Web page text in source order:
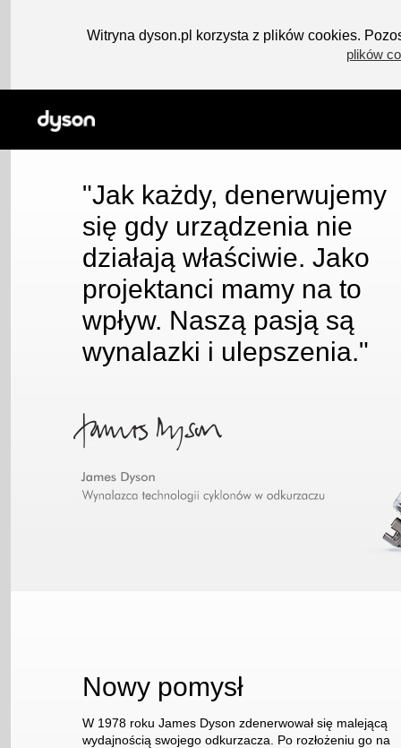
Witryna dyson.pl korzysta z plików cookies.
plików
"Jak każdy, denerwujemy
się gdy urządzenia nie
działają właściwie. Jako
projektanci mamy na to
wpływ. Naszą pasją są
wynalazki i ulepszenia."
Nowy pomysł
W 1978 roku James Dyson zdenerwował się malejącą
wydajnością swojego odkurzacza. Po rozłożeniu go na